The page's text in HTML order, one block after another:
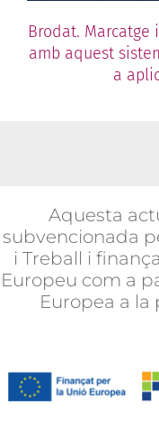
Brodat. Marcatge
amb aquest
a
Aquesta
subvencionada
i Treball i
Europeu com a
Europea a la